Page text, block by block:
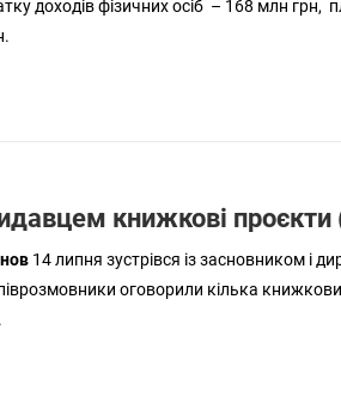
доходів фізичних осіб – 168 млн грн,
книжкові
14 липня зустрівся із засновником і
оговорили кілька